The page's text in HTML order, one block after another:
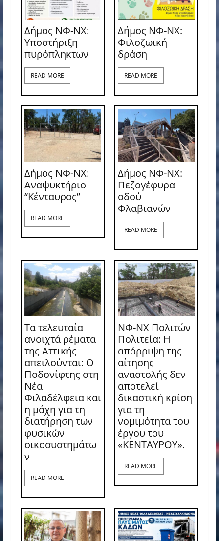
Δήμος ΝΦ-ΝΧ:
Υποστήριξη
πυρόπληκτων
READ MORE
Δήμος ΝΦ-ΝΧ:
Φιλοζωική
δράση
READ MORE
Δήμος ΝΦ-ΝΧ:
Αναψυκτήριο
“Κένταυρος”
READ MORE
Δήμος ΝΦ-ΝΧ:
Πεζογέφυρα
οδού
Φλαβιανών
READ MORE
Τα τελευταία
ανοιχτά ρέματα
της Αττικής
απειλούνται: Ο
Ποδονίφτης στη
Νέα
Φιλαδέλφεια και
η μάχη για τη
διατήρηση των
φυσικών
οικοσυστημάτω
ν
READ MORE
ΝΦ-ΝΧ Πολιτών
Πολιτεία: Η
απόρριψη της
αίτησης
αναστολής δεν
αποτελεί
δικαστική κρίση
για τη
νομιμότητα του
έργου του
«ΚΕΝΤΑΥΡΟΥ».
READ MORE